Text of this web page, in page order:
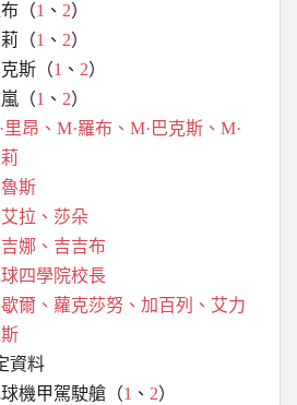
（1 、 2）
（1 、 2）
克斯（1 、 2）
（1 、 2）
里昂、M·羅布、M·巴克斯、M·
斯
拉、莎朵
娜、吉吉布
四學院校長
爾、蘿克莎努、加百列、艾力
資料
機甲駕駛艙（1 、 2）